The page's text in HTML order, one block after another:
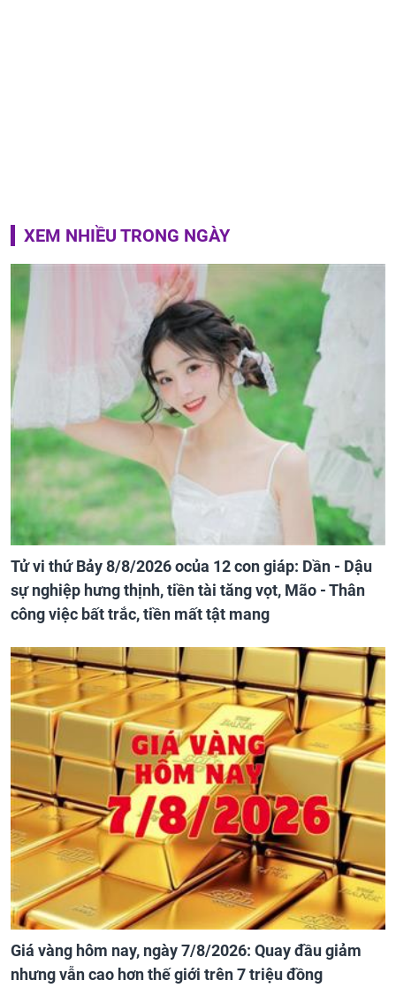
XEM NHIỀU TRONG NGÀY
Tử vi thứ Bảy 8/8/2026 ocủa 12 con giáp: Dần - Dậu
sự nghiệp hưng thịnh, tiền tài tăng vọt, Mão - Thân
công việc bất trắc, tiền mất tật mang
Giá vàng hôm nay, ngày 7/8/2026: Quay đầu giảm
nhưng vẫn cao hơn thế giới trên 7 triệu đồng